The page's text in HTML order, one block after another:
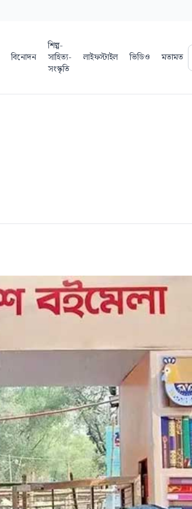
বিনোদন
শিল্প-
সাহিত্য-
সংস্কৃতি
লাইফস্টাইল ভিডিও মতামত